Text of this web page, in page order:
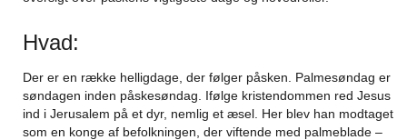
Hvad:
Der er en række helligdage, der følger påsken. Palmesøndag er
søndagen inden påskesøndag. Ifølge kristendommen red Jesus
ind i Jerusalem på et dyr, nemlig et æsel. Her blev han modtaget
som en konge af befolkningen, der viftende med palmeblade –